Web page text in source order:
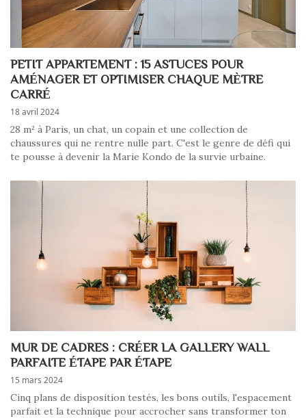
PETIT APPARTEMENT : 15 ASTUCES POUR
AMÉNAGER ET OPTIMISER CHAQUE MÈTRE
CARRÉ
18 avril 2024
28 m² à Paris, un chat, un copain et une collection de
chaussures qui ne rentre nulle part. C'est le genre de défi qui
te pousse à devenir la Marie Kondo de la survie urbaine.
MUR DE CADRES : CRÉER LA GALLERY WALL
PARFAITE ÉTAPE PAR ÉTAPE
15 mars 2024
Cinq plans de disposition testés, les bons outils, l'espacement
parfait et la technique pour accrocher sans transformer ton